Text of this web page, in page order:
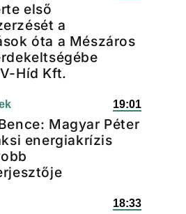
első
a
óta a Mészáros
Híd Kft.
19:01
Magyar Péter
energiakrízis
18:33